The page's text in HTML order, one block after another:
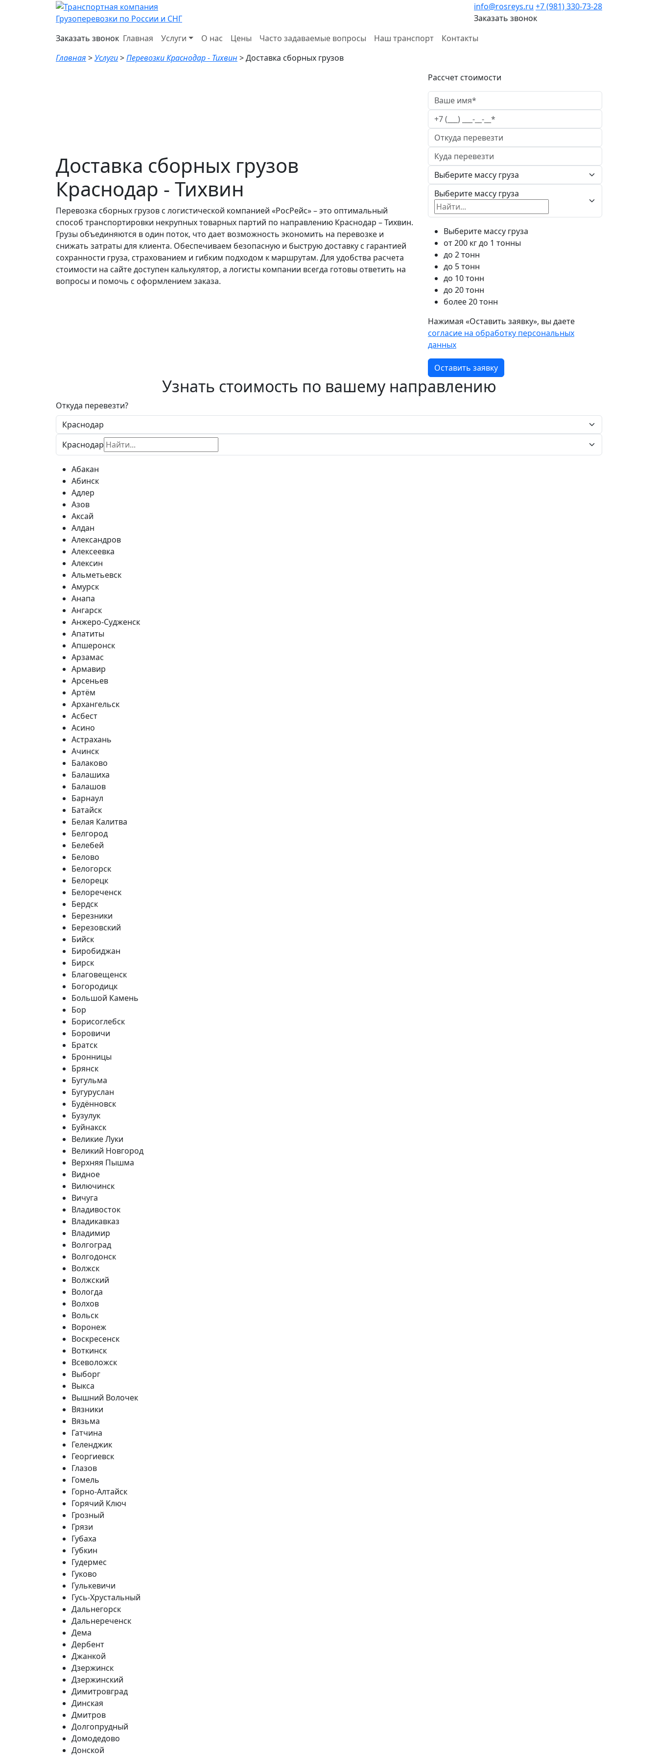
Грузоперевозки по России и СНГ
info@rosreys.ru +7 (981) 330-73-28
Заказать звонок
Заказать звонок Главная Услуги О нас Цены Часто задаваемые вопросы Наш транспорт
Контакты
Главная >Услуги>Перевозки Краснодар - Тихвин >Доставка сборных грузов
Доставка сборных грузов
Краснодар - Тихвин
Перевозка сборных грузов с логистической компанией «РосРейс» – это оптимальный
способ транспортировки некрупных товарных партий по направлению Краснодар – Тихвин.
Грузы объединяются в один поток, что дает возможность экономить на перевозке и
снижать затраты для клиента. Обеспечиваем безопасную и быструю доставку с гарантией
сохранности груза, страхованием и гибким подходом к маршрутам. Для удобства расчета
стоимости на сайте доступен калькулятор, а логисты компании всегда готовы ответить на
вопросы и помочь с оформлением заказа.
Рассчет стоимости
Выберите массу груза
Выберите массу груза
от 200 кг до 1 тонны
до 2 тонн
до 5 тонн
до 10 тонн
до 20 тонн
более 20 тонн
Нажимая «Оставить заявку», вы даете
согласие на обработку персональных
данных
Оставить заявку
Узнать стоимость по вашему направлению
Откуда перевезти?
Краснодар
Абакан
Абинск
Адлер
Азов
Аксай
Алдан
Александров
Алексеевка
Алексин
Альметьевск
Амурск
Анапа
Ангарск
Анжеро-Судженск
Апатиты
Апшеронск
Арзамас
Армавир
Арсеньев
Артём
Архангельск
Асбест
Асино
Астрахань
Ачинск
Балаково
Балашиха
Балашов
Барнаул
Батайск
Белая Калитва
Белгород
Белебей
Белово
Белогорск
Белорецк
Белореченск
Бердск
Березники
Березовский
Бийск
Биробиджан
Бирск
Благовещенск
Богородицк
Большой Камень
Бор
Борисоглебск
Боровичи
Братск
Бронницы
Брянск
Бугульма
Бугуруслан
Будённовск
Бузулук
Буйнакск
Великие Луки
Великий Новгород
Верхняя Пышма
Видное
Вилючинск
Вичуга
Владивосток
Владикавказ
Владимир
Волгоград
Волгодонск
Волжск
Волжский
Вологда
Волхов
Вольск
Воронеж
Воскресенск
Воткинск
Всеволожск
Выборг
Выкса
Вышний Волочек
Вязники
Вязьма
Гатчина
Геленджик
Георгиевск
Глазов
Гомель
Горно-Алтайск
Горячий Ключ
Грозный
Грязи
Губаха
Губкин
Гудермес
Гуково
Гулькевичи
Гусь-Хрустальный
Дальнегорск
Дальнереченск
Дема
Дербент
Джанкой
Дзержинск
Дзержинский
Димитровград
Динская
Дмитров
Долгопрудный
Домодедово
Донской